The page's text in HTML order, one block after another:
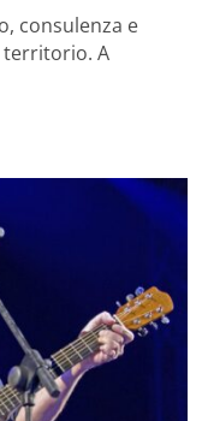
consulenza e
territorio. A